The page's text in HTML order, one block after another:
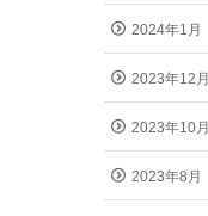
2024年1月
2023年12月
2023年10月
2023年8月